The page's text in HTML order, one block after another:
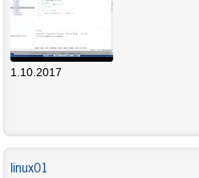
1.10.2017
linux01